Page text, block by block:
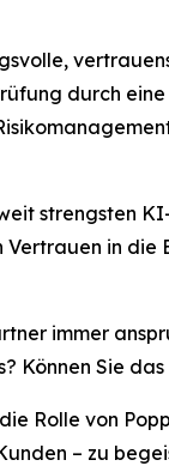
durch
strengsten
in die
immer
Können Sie das
Rolle von
– zu